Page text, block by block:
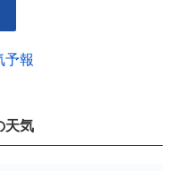
予報
天気